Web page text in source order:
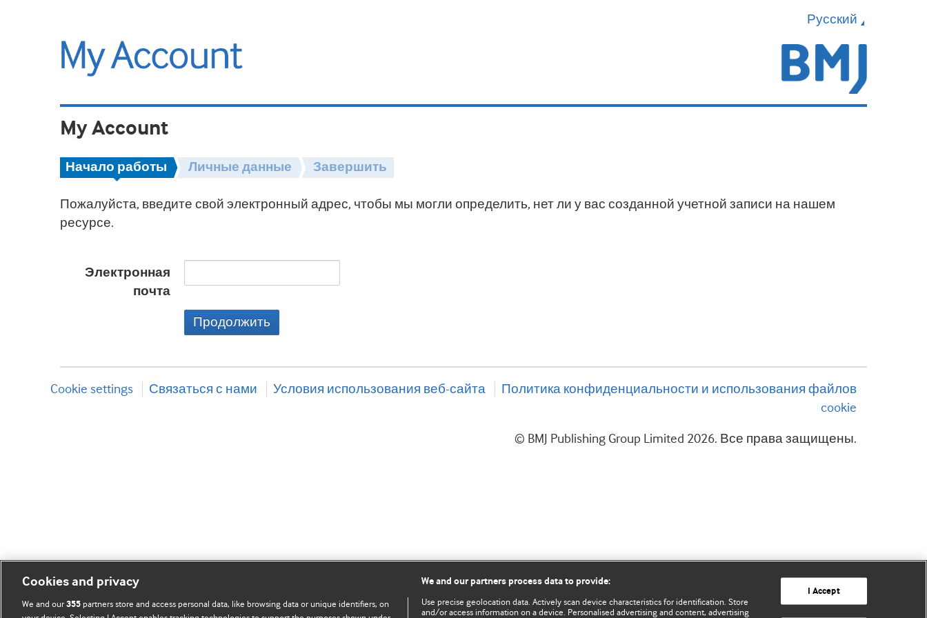
Русский
My Account
Начало работы Личные данные Завершить
Пожалуйста, введите свой электронный адрес, чтобы мы могли определить, нет ли у вас созданной учетной записи на нашем
ресурсе.
Электронная
почта
Продолжить
Cookie settings Связаться с нами Условия использования веб-сайта
Политика конфиденциальности и использования файлов
cookie
© BMJ Publishing Group Limited 2026. Все права защищены.
Cookies and privacy
We and our355 partners store and access personal data, like browsing data or unique identifiers, on
We and our partners process data to provide:
Use precise geolocation data. Actively scan device characteristics for identification. Store
and/or access information on a device. Personalised advertising and content, advertising
I Accept